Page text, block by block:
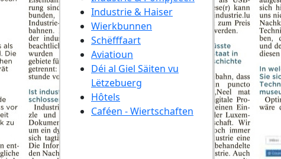
Industrie & Haiser
Wierkbunnen
Schëfffaart
Aviatioun
Déi al Giel Säiten vu
Lëtzebuerg
Hôtels
Caféen - Wiertschaften